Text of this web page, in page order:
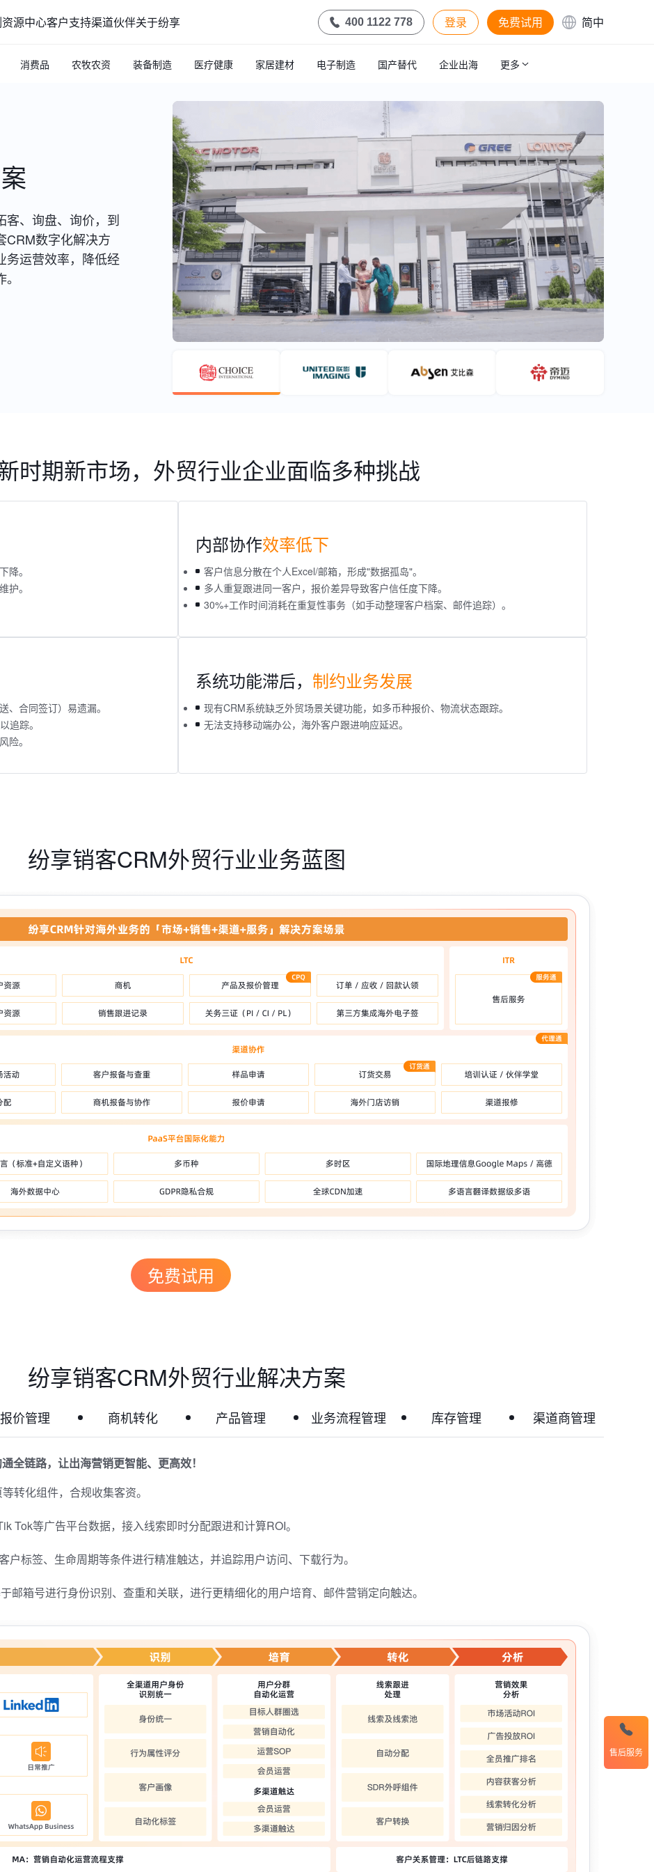
资源中心客户支持渠道伙伴关于纷享 400 1122 778 登录 免费试用 简中
消费品 农牧农资 装备制造 医疗健康 家居建材 电子制造 国产替代 企业出海 更多
客、询盘、询价，到
CRM数字化解决方
务运营效率，降低经
时期新市场，外贸行业企业面临多种挑战
降。
护。
内部协作效率低下
客户信息分散在个人Excel/邮箱，形成"数据孤岛"。
多人重复跟进同一客户，报价差异导致客户信任度下降。
30%+工作时间消耗在重复性事务（如手动整理客户档案、邮件追踪）。
、合同签订）易遗漏。
追踪。
险。
系统功能滞后， 制约业务发展
现有CRM系统缺乏外贸场景关键功能，如多币种报价、物流状态跟踪。
无法支持移动端办公，海外客户跟进响应延迟。
纷享销客CRM外贸行业业务蓝图
免费试用
纷享销客CRM外贸行业解决方案
报价管理 商机转化 产品管理 业务流程管理 库存管理 渠道商管理
全链路，让出海营销更智能、更高效！
转化组件，合规收集客资。
Tok等广告平台数据，接入线索即时分配跟进和计算ROI。
标签、生命周期等条件进行精准触达，并追踪用户访问、下载行为。
邮箱号进行身份识别、查重和关联，进行更精细化的用户培育、邮件营销定向触达。
售后服务